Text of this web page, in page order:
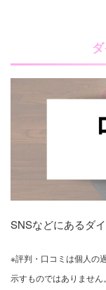
SNSなどにあるダ
※評判・口コミは個人の
示すものではありませ